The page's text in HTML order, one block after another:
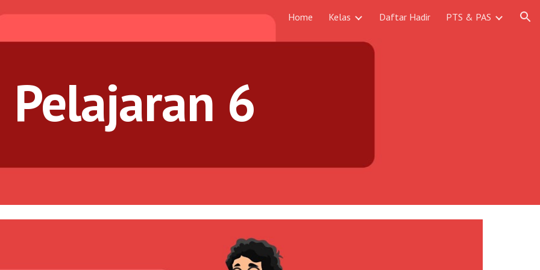
Skip to navigation Home Kelas Daftar Hadir PTS & PAS
Pelajaran 6